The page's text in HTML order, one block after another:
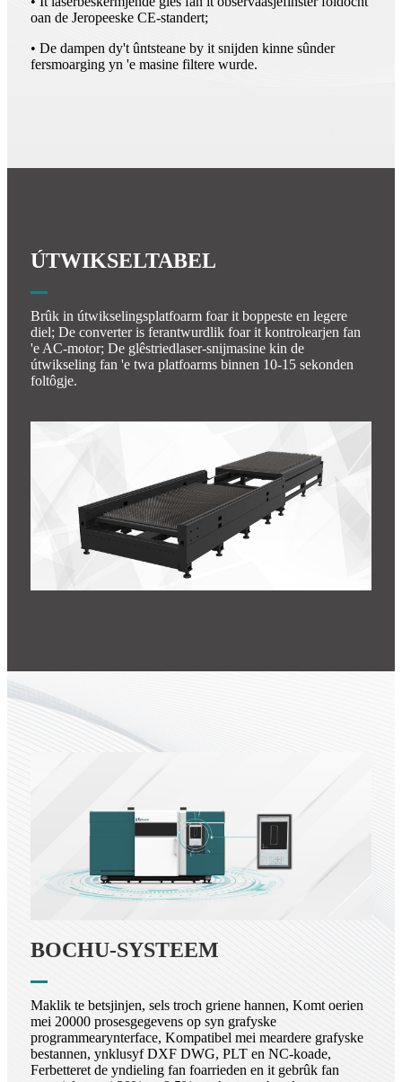
oan de Jeropeeske CE-standert;
• De dampen dy't ûntsteane by it snijden kinne sûnder
fersmoarging yn 'e masine filtere wurde.
ÚTWIKSELTABEL
Brûk in útwikselingsplatfoarm foar it boppeste en legere
diel; De converter is ferantwurdlik foar it kontrolearjen fan
'e AC-motor; De glêstriedlaser-snijmasine kin de
útwikseling fan 'e twa platfoarms binnen 10-15 sekonden
foltôgje.
BOCHU-SYSTEEM
Maklik te betsjinjen, sels troch griene hannen, Komt oerien
mei 20000 prosesgegevens op syn grafyske
programmearynterface, Kompatibel mei meardere grafyske
bestannen, ynklusyf DXF DWG, PLT en NC-koade,
Ferbetteret de yndieling fan foarrieden en it gebrûk fan